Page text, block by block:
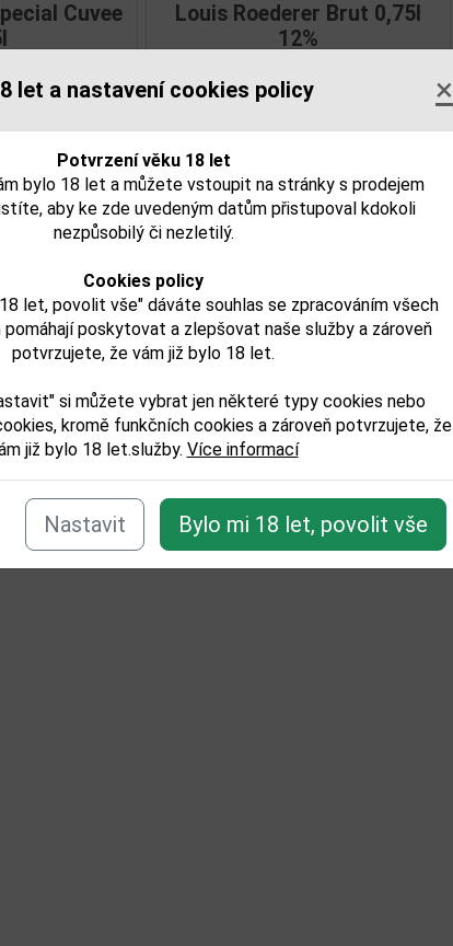
let a nastavení cookies policy ×
Potvrzení věku 18 let
bylo 18 let a můžete vstoupit na stránky s prodejem
aby ke zde uvedeným datům přistupoval kdokoli
nezpůsobilý či nezletilý.
Cookies policy
let, povolit vše" dáváte souhlas se zpracováním všech
poskytovat a zlepšovat naše služby a zároveň
potvrzujete, že vám již bylo 18 let.
si můžete vybrat jen některé typy cookies nebo
kromě funkčních cookies a zároveň potvrzujete, že
již bylo 18 let.služby. Více informací
Nastavit Bylo mi 18 let, povolit vše
Demi
Autréau Champagne Brut
Blanc de Blancs 0,75l
Detail
v těchto kategoriích:
Zpět